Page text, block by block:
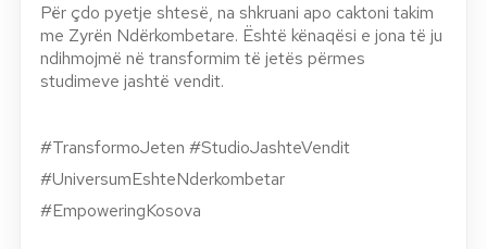
Për çdo pyetje shtesë, na shkruani apo caktoni takim
me Zyrën Ndërkombetare. Është kënaqësi e jona të ju
ndihmojmë në transformim të jetës përmes
studimeve jashtë vendit.
#TransformoJeten #StudioJashteVendit
#UniversumEshteNderkombetar
#EmpoweringKosova